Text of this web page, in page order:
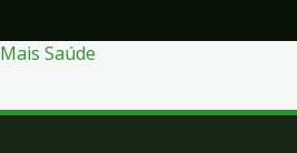
Mais Saúde